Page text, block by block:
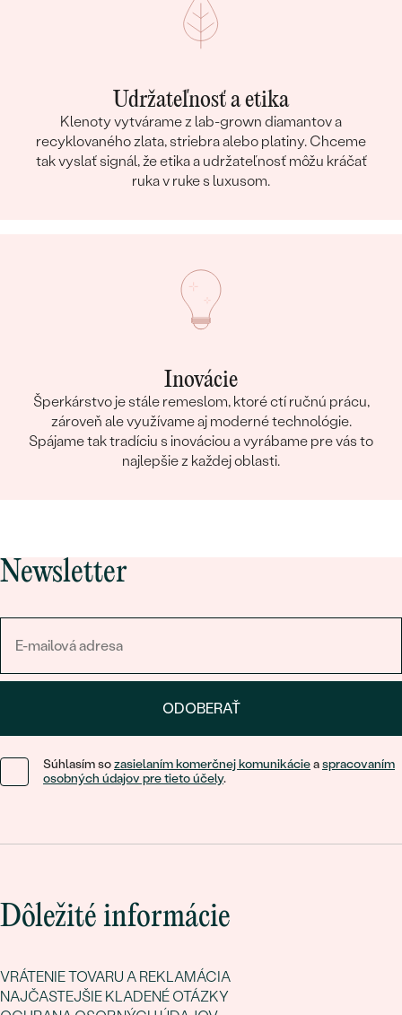
Udržateľnosť a etika
Klenoty vytvárame z lab-grown diamantov a
recyklovaného zlata, striebra alebo platiny. Chceme
tak vyslať signál, že etika a udržateľnosť môžu kráčať
ruka v ruke s luxusom.
Inovácie
Šperkárstvo je stále remeslom, ktoré ctí ručnú prácu,
zároveň ale využívame aj moderné technológie.
Spájame tak tradíciu s inováciou a vyrábame pre vás to
najlepšie z každej oblasti.
Newsletter
ODOBERAŤ
Súhlasím sozasielaním komerčnej komunikácieaspracovaním
osobných údajov pre tieto účely.
Dôležité informácie
VRÁTENIE TOVARU A REKLAMÁCIA
NAJČASTEJŠIE KLADENÉ OTÁZKY